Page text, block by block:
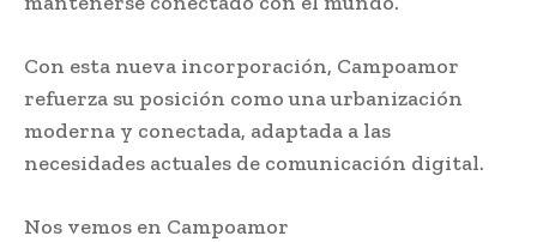
Con esta nueva incorporación, Campoamor
refuerza su posición como una urbanización
moderna y conectada, adaptada a las
necesidades actuales de comunicación digital.
Nos vemos en Campoamor